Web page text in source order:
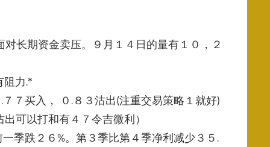
长期资金卖压。９月１４日的量有１０，２
阻力.*
７买入， ０.８３沽出(注重交易策略１就好)
可以打和有４７令吉微利）
季跌２６%。第３季比第４季净利减少３５.